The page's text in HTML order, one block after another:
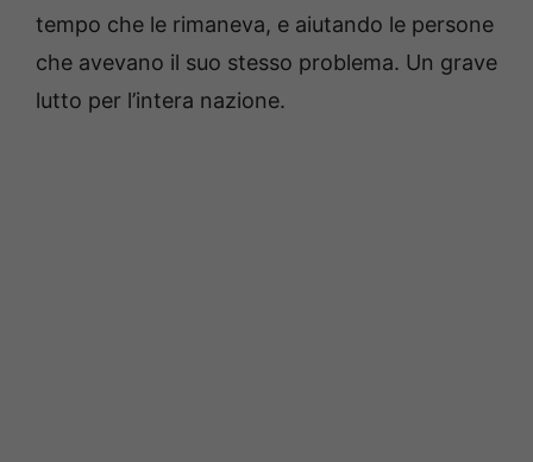
tempo che le rimaneva, e aiutando le persone
che avevano il suo stesso problema. Un grave
lutto per l’intera nazione.